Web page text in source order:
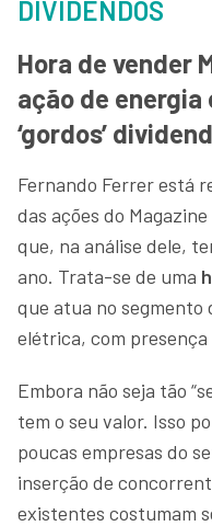
DIVIDENDOS
Hora de vender
ação de
‘gordos’
Fernando Ferrer está
das ações do
que, na análise dele,
ano. Trata-se de uma
que atua no segmento
elétrica, com presença
Embora não seja tão
tem o seu valor. Isso
poucas empresas do
inserção de
existentes costumam